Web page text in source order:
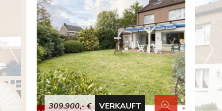
309.900,- € VERKAUFT